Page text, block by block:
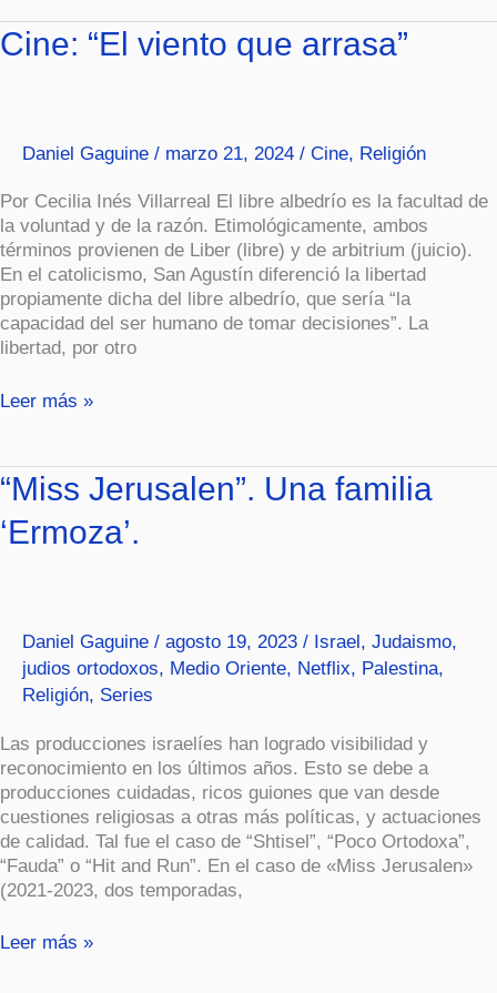
Cine: “El viento que arrasa”
Daniel Gaguine / marzo 21, 2024 / Cine, Religión
Por Cecilia Inés Villarreal El libre albedrío es la facultad de
la voluntad y de la razón. Etimológicamente, ambos
términos provienen de Liber (libre) y de arbitrium (juicio).
En el catolicismo, San Agustín diferenció la libertad
propiamente dicha del libre albedrío, que sería “la
capacidad del ser humano de tomar decisiones”. La
libertad, por otro
Cine:
“El
Leer más »
“Miss Jerusalen”. Una familia
‘Ermoza’.
Daniel Gaguine / agosto 19, 2023 / Israel , Judaismo,
judios ortodoxos, Medio Oriente, Netflix, Palestina,
Religión, Series
Las producciones israelíes han logrado visibilidad y
reconocimiento en los últimos años. Esto se debe a
producciones cuidadas, ricos guiones que van desde
cuestiones religiosas a otras más políticas, y actuaciones
de calidad. Tal fue el caso de “Shtisel”, “Poco Ortodoxa”,
“Fauda” o “Hit and Run”. En el caso de «Miss Jerusalen»
(2021-2023, dos temporadas,
“Miss
Jerusalen”.
Una
Leer más »